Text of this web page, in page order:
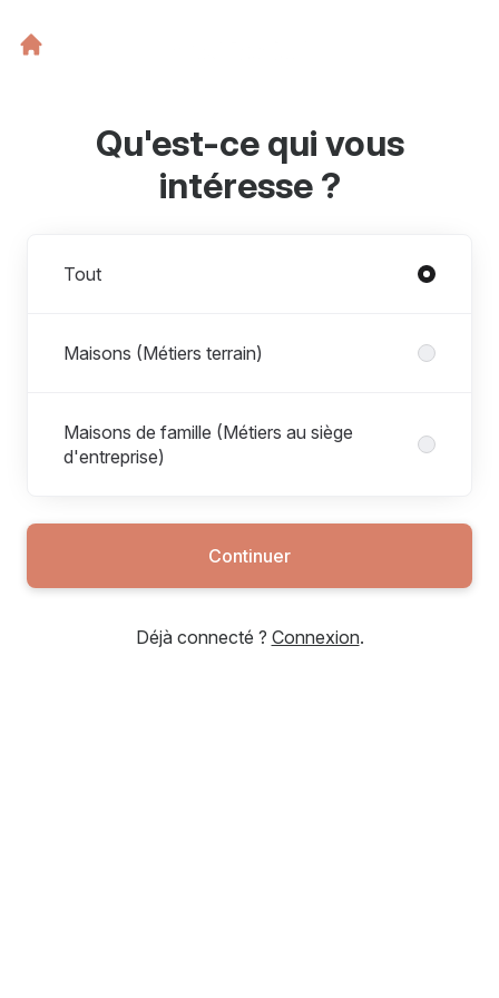
Qu'est-ce qui vous
intéresse ?
Tout
Maisons (Métiers terrain)
Maisons de famille (Métiers au siège
d'entreprise)
Continuer
Déjà connecté ? Connexion.